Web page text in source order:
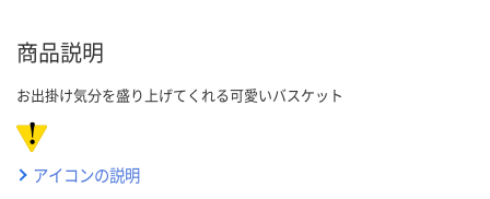
商品説明
お出掛け気分を盛り上げてくれる可愛いバスケット
アイコンの説明